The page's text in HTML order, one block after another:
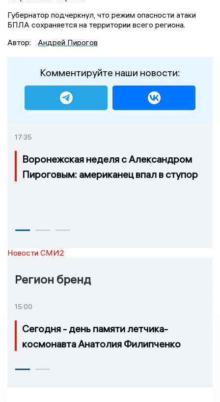
Губернатор подчеркнул, что режим опасности атаки
БПЛА сохраняется на территории всего региона.
Автор:
Андрей Пирогов
Комментируйте наши новости:
17:35
Воронежская неделя с Александром
Пироговым: американец впал в ступор
Новости СМИ2
Регион бренд
15:00
Сегодня - день памяти летчика-
космонавта Анатолия Филипченко